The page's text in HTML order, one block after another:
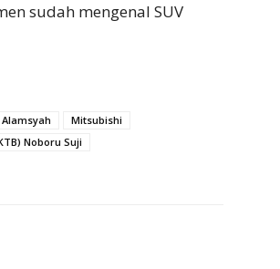
sudah mengenal SUV
Mitsubishi
Noboru Suji